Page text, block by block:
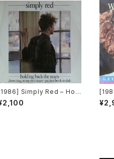
Simply Red – Hol
Back The Years [WE
–
rista